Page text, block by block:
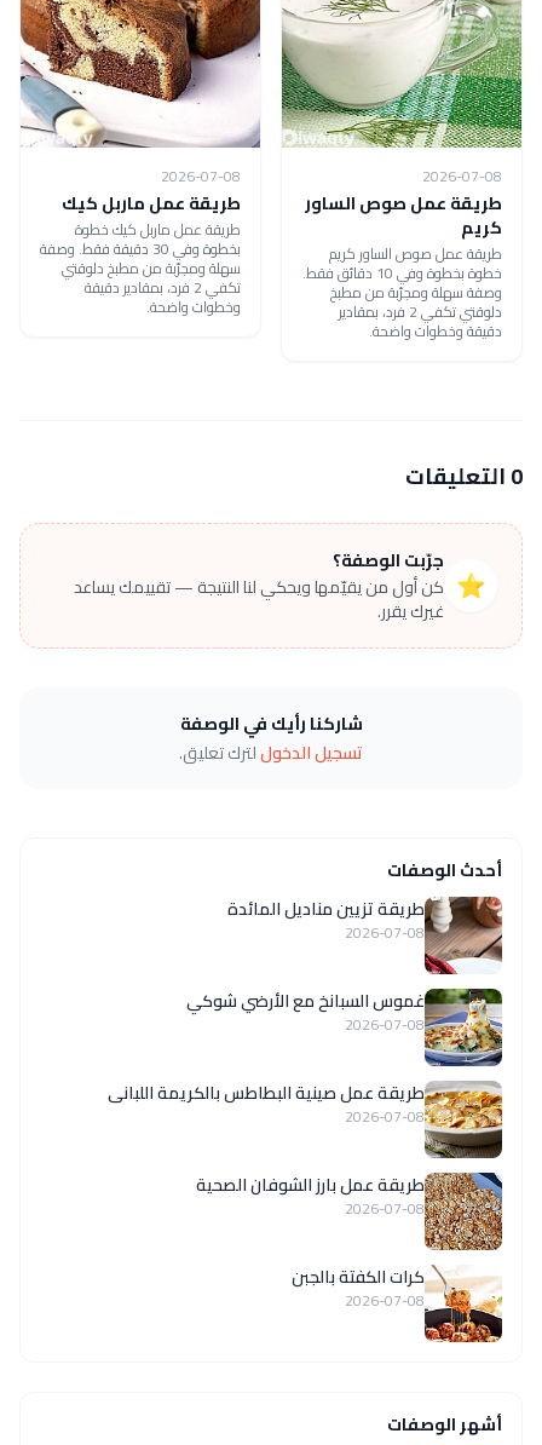
2026-07-08
طريقة عمل صوص الساور
كريم
طريقة عمل صوص الساور كريم
خطوة بخطوة وفي 10 دقائق فقط.
وصفة سهلة ومجرّبة من مطبخ
دلوقتي تكفي 2 فرد، بمقادير
دقيقة وخطوات واضحة.
2026-07-08
طريقة عمل ماربل كيك
طريقة عمل ماربل كيك خطوة
بخطوة وفي 30 دقيقة فقط. وصفة
سهلة ومجرّبة من مطبخ دلوقتي
تكفي 2 فرد، بمقادير دقيقة
وخطوات واضحة.
0 التعليقات
⭐
جرّبت الوصفة؟
كن أول من يقيّمها ويحكي لنا النتيجة — تقييمك يساعد
غيرك يقرر.
شاركنا رأيك في الوصفة
تسجيل الدخوللترك تعليق.
أحدث الوصفات
طريقة تزيين مناديل المائدة
2026-07-08
غموس السبانخ مع الأرضي شوكي
2026-07-08
طريقة عمل صينية البطاطس بالكريمة اللبانى
2026-07-08
طريقة عمل بارز الشوفان الصحية
2026-07-08
كرات الكفتة بالجبن
2026-07-08
أشهر الوصفات